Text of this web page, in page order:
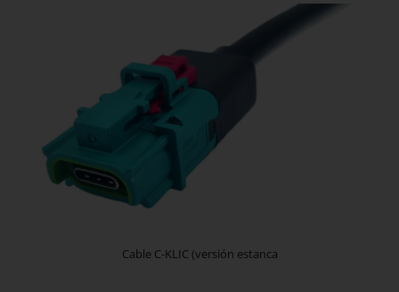
Cable C-KLIC (versión estanca